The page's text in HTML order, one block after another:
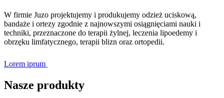
W firmie Juzo projektujemy i produkujemy odzież uciskową,
bandaże i ortezy zgodnie z najnowszymi osiągnięciami nauki i
techniki, przeznaczone do terapii żylnej, leczenia lipoedemy i
obrzęku limfatycznego, terapii blizn oraz ortopedii.
Lorem iprum
Nasze produkty